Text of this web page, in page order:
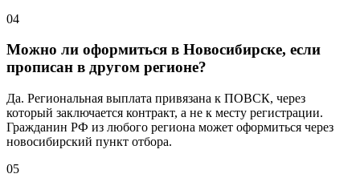
04
Можно ли оформиться в Новосибирске, если
прописан в другом регионе?
Да. Региональная выплата привязана к ПОВСК, через
который заключается контракт, а не к месту регистрации.
Гражданин РФ из любого региона может оформиться через
новосибирский пункт отбора.
05